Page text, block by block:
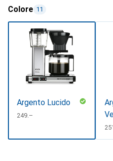
Colore 11
Argento Lucido
CHF
249.–